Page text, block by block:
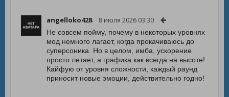
angelloko428 8 июля 2026 03:30
Не совсем пойму, почему в некоторых уровнях
мод немного лагает, когда прокачиваюсь до
суперсоника. Но в целом, имба, ускорение
просто летает, а графика как всегда на высоте!
Кайфую от уровня сложности, каждый раунд
приносит новые эмоции, действительно годно!